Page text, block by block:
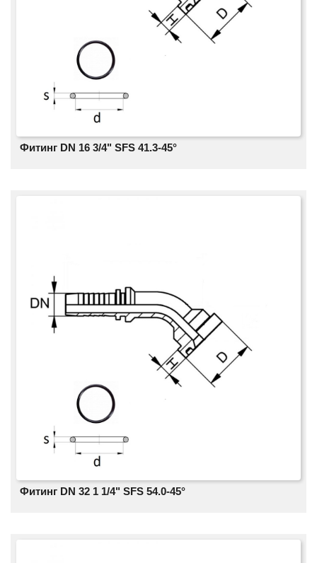
Фитинг DN 16 3/4" SFS 41.3-45°
Фитинг DN 32 1 1/4" SFS 54.0-45°